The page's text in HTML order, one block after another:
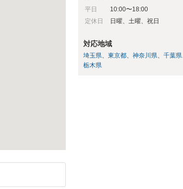
平日
10:00〜18:00
定休日
日曜、土曜、祝日
対応地域
埼玉県 東京都 神奈川県 千葉県
栃木県